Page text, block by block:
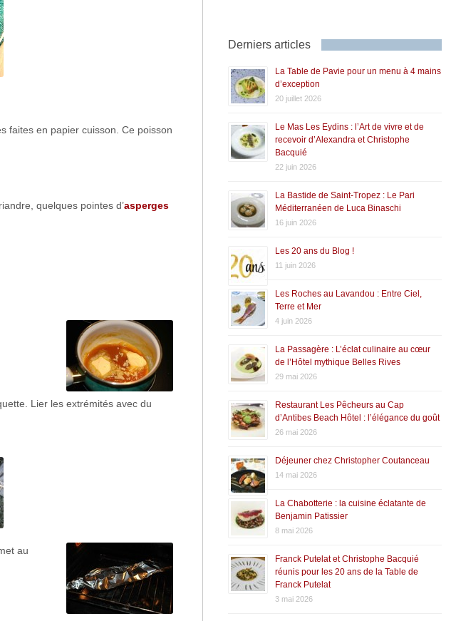
faites en papier cuisson. Ce poisson
quelques pointes d’asperges
Lier les extrémités avec du
au
Derniers articles
La Table de Pavie pour un menu à 4 mains
d’exception
20 juillet 2026
Le Mas Les Eydins : l’Art de vivre et de
recevoir d’Alexandra et Christophe
Bacquié
22 juin 2026
La Bastide de Saint-Tropez : Le Pari
Méditerranéen de Luca Binaschi
16 juin 2026
Les 20 ans du Blog !
11 juin 2026
Les Roches au Lavandou : Entre Ciel,
Terre et Mer
4 juin 2026
La Passagère : L’éclat culinaire au cœur
de l’Hôtel mythique Belles Rives
29 mai 2026
Restaurant Les Pêcheurs au Cap
d’Antibes Beach Hôtel : l’élégance du goût
26 mai 2026
Déjeuner chez Christopher Coutanceau
14 mai 2026
La Chabotterie : la cuisine éclatante de
Benjamin Patissier
8 mai 2026
Franck Putelat et Christophe Bacquié
réunis pour les 20 ans de la Table de
Franck Putelat
3 mai 2026